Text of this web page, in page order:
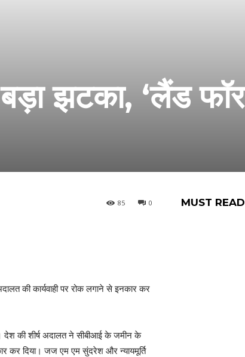
झटका, ‘लैंड फॉर
0
85
की कार्यवाही पर रोक लगाने से इनकार कर
देश की शीर्ष अदालत ने सीबीआई के जमीन के
कर दिया। जज एम एम सुंदरेश और न्यायमूर्ति
MUST READ